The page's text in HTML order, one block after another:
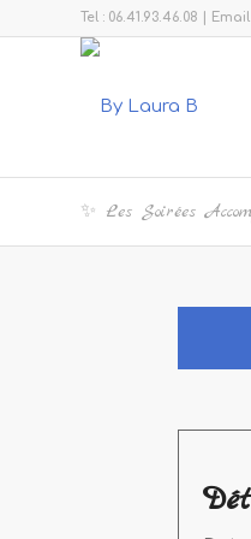
Tel : 06.41.93.46.08 |
✨ Les Soirées